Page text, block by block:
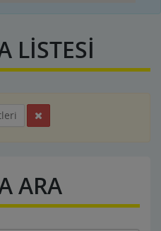
LİSTESİ
ARA